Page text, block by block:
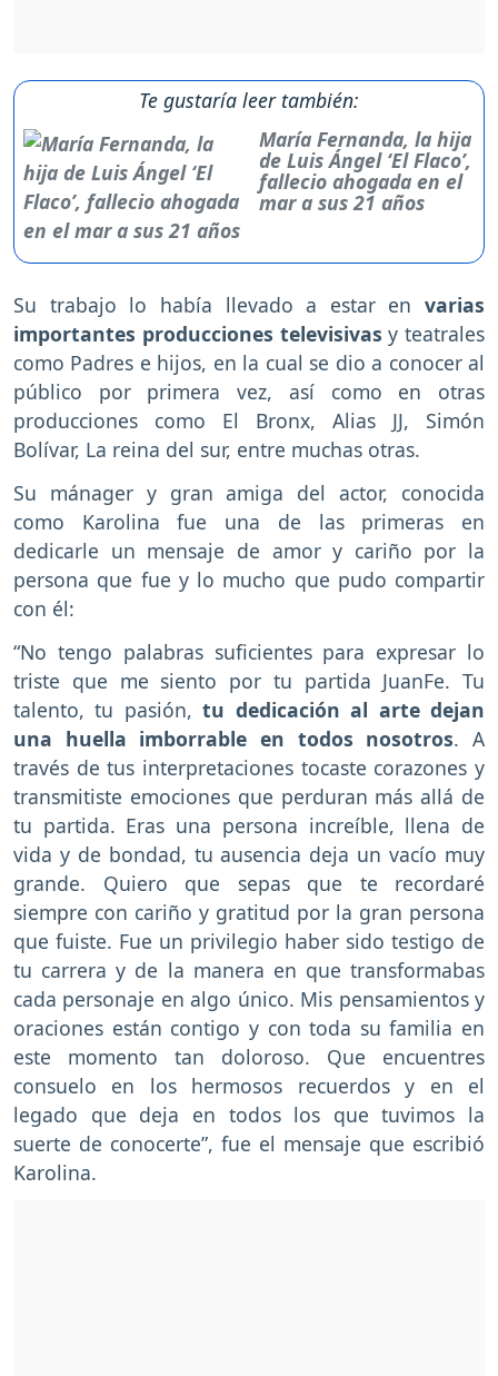
Te gustaría leer también:
María Fernanda, la hija
de Luis Ángel ‘El Flaco’,
fallecio ahogada en el
mar a sus 21 años
Su trabajo lo había llevado a estar en varias
importantes producciones televisivasy teatrales
como Padres e hijos, en la cual se dio a conocer al
público por primera vez, así como en otras
producciones como El Bronx, Alias JJ, Simón
Bolívar, La reina del sur, entre muchas otras.
Su mánager y gran amiga del actor, conocida
como Karolina fue una de las primeras en
dedicarle un mensaje de amor y cariño por la
persona que fue y lo mucho que pudo compartir
con él:
“No tengo palabras suficientes para expresar lo
triste que me siento por tu partida JuanFe. Tu
talento, tu pasión,tu dedicación al arte dejan
una huella imborrable en todos nosotros. A
través de tus interpretaciones tocaste corazones y
transmitiste emociones que perduran más allá de
tu partida. Eras una persona increíble, llena de
vida y de bondad, tu ausencia deja un vacío muy
grande. Quiero que sepas que te recordaré
siempre con cariño y gratitud por la gran persona
que fuiste. Fue un privilegio haber sido testigo de
tu carrera y de la manera en que transformabas
cada personaje en algo único. Mis pensamientos y
oraciones están contigo y con toda su familia en
este momento tan doloroso. Que encuentres
consuelo en los hermosos recuerdos y en el
legado que deja en todos los que tuvimos la
suerte de conocerte”, fue el mensaje que escribió
Karolina.